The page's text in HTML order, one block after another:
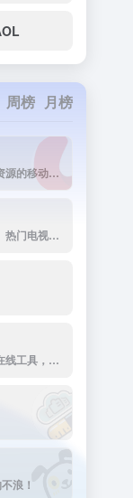
周榜 月榜
网飞猫是一款聚合全网影视资源的移动端播放应用，主打免费、高画...
西瓜影院为您提供最新电影、热门电视剧、综艺动漫免费在线观看，高清流畅无广告，海量片源每日更新，打造极致观影体验。
一款专注于拼豆图案生成的在线工具，用户只需上传任意照片或图片，即可一键将其像素化为可打印的拼豆图稿。
浪！